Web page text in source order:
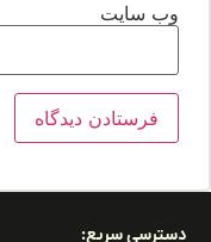
سایت
سریع: